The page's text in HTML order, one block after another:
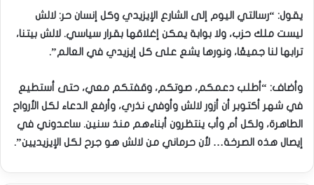
يقول: “رسالتي اليوم إلى الشارع الإيزيدي وكل إنسان حر: لالش
ليست ملك حزب، ولا بوابة يمكن إغلاقها بقرار سياسي. لالش بيتنا،
ترابها لنا جميعًا، ونورها يشع على كل إيزيدي في العالم”.
وأضاف: “أطلب دعمكم، صوتكم، وقفتكم معي، حتى أستطيع
في شهر أكتوبر أن أزور لالش وأوفي نذري، وأرفع الدعاء لكل الأرواح
الطاهرة، ولكل أم وأب ينتظرون أبناءهم منذ سنين. ساعدوني في
إيصال هذه الصرخة… لأن حرماني من لالش هو جرح لكل الإيزيديين”.